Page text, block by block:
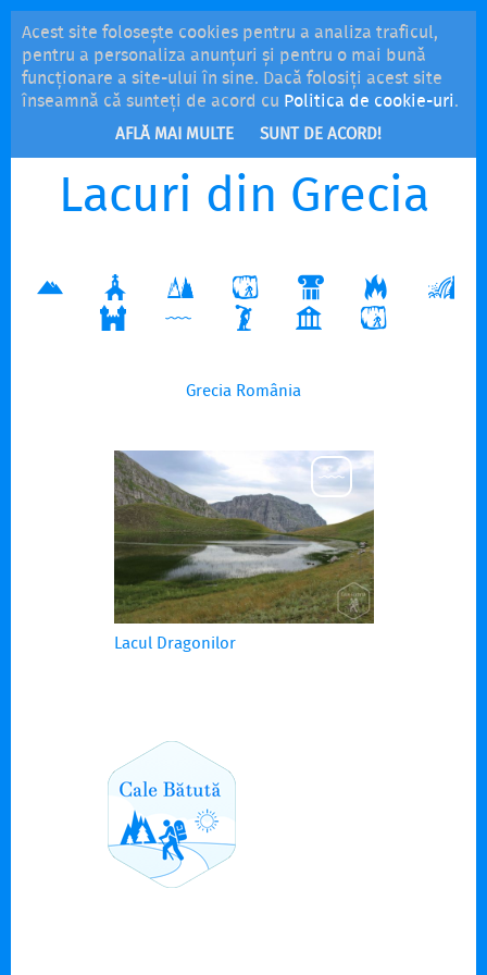
Acest site folosește cookies pentru a analiza traficul,
pentru a personaliza anunțuri și pentru o mai bună
funcționare a site-ului în sine. Dacă folosiți acest site
înseamnă că sunteți de acord cu Politica de cookie-uri.
AFLĂ MAI MULTE SUNT DE ACORD!
MENU
Lacuri din Grecia
Grecia România
Lacul Dragonilor